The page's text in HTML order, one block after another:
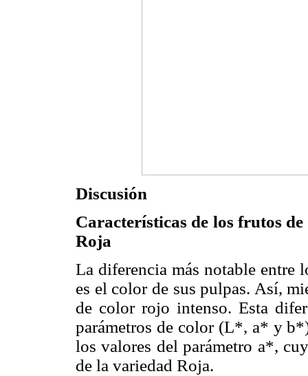
Discusión
Características de los frutos
Roja
La diferencia más notable entre
es el color de sus pulpas. Así,
de color rojo intenso. Esta
parámetros de color (L*, a* y
los valores del parámetro a*,
de la variedad Roja.